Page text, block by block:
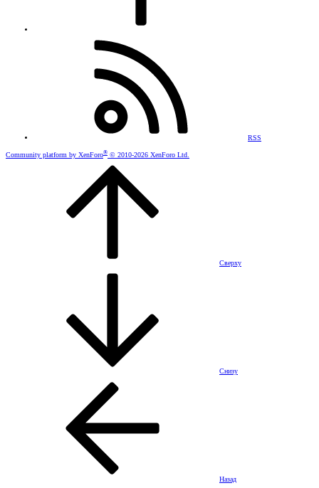
RSS
Community platform by XenForo® © 2010-2026 XenForo Ltd.
Сверху
Снизу
Назад